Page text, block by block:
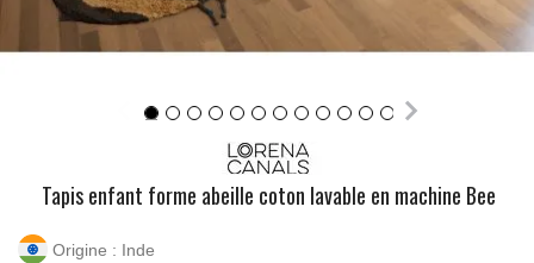
Tapis enfant forme abeille coton lavable en machine Bee
Origine : Inde